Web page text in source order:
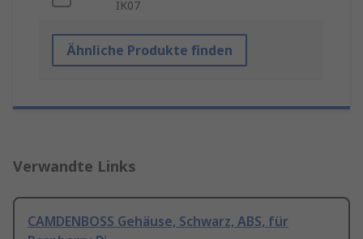
IK07
Ähnliche Produkte finden
Verwandte Links
CAMDENBOSS Gehäuse, Schwarz, ABS, für